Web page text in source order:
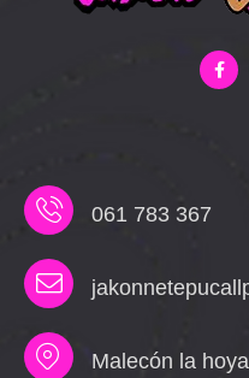
061 783 367
Malecón la